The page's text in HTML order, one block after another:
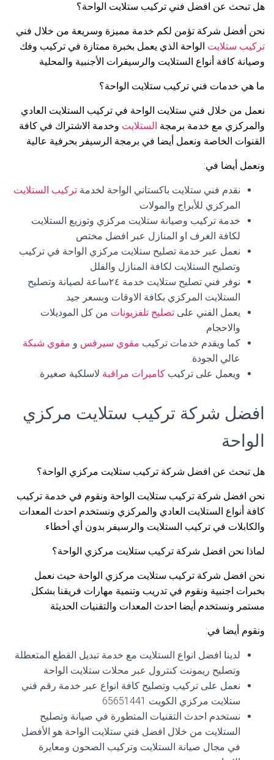
هل تبحث عن افضل فني تركيب ستلايت الواحة؟
نحن أفضل شركة تؤمن لكم خدمة مميزة وسريعة من خلال فني
تركيب ستلايت الواحة الذي يعمل بخبرة ممتازة في تركيب وفك
وصيانة كافة أنواع الستلايت والرسيفرات الأجنبية والمحلية
ما هي خدمات فني تركيب ستلايت الواحة؟
نعمل من خلال فني ستلايت الواحة في تركيب الستلايت العادي
والمركزي مع خدمة برمجة الستلايت وخدمة الاشتراك في كافة
القنوات الخاصة ونعمل أيضا في برمجة الرسيفر بحرفية عالية
ونعمل أيضا في:
نقدم فني ستلايت باكستاني الواحة لخدمة تركيب الستلايت
المركزي للأبراج والمولات
خدمة تركيب وصيانة ستلايت مركزي وتوزيع الستلايت
لكافة الغرف او المنازل عبر افضل مختص
نعمل عبر خدمة تصليح ستلايت مركزي الواحة في تركيب
وتصليح الستلايت لكافة المنازل والفلل
نوفر فني تصليح ستلايت خدمة ٢٤ساعة لصيانة وتصليح
الستلايت المركزي بكافة الاوقات وبسعر جيد.
يعمل الفني على تصليح تلفزيونات من كل الموديلات
والاحجام.
كما ويقدم خدمات تركيب مقوي سيرفس و مقوي شبكة
عالي الجودة.
ويعمل على تركيب كاميرات مراقبة لاسلكية صغيرة.
افضل شركة تركيب ستلايت مركزي
الواحة
هل تبحث عن افضل شركة تركيب ستلايت مركزي الواحة؟
نحن افضل شركة تركيب ستلايت الواحة ونقوم في خدمة تركيب
كافة أنواع الستلايت العادي والمركزي ونستخدم احدث المعدات
والكابلات في تركيب الستلايت والرسيفر بدون أي أخطاء.
لماذا نحن افضل شركة تركيب ستلايت مركزي الواحة؟
نحن افضل شركة تركيب ستلايت مركزي الواحة حيث نعمل
بخبرات اجنبية ونقوم في تدريب وتنمية مهارات فريقنا بشكل
مستمر ونستخدم أيضا احدث المعدات والتقنيات الحديثة
ونقوم أيضا في:
لدينا افضل انواع الستلايت مع خدمة تبديل القطع المتعطلة
وتصليح ريمونت كنترول عبر محلات ستلايت الواحة
نعمل على تركيب وتصليح كافة انواع عبر خدمة رقم فني
ستلايت مركزي الكويت 65651441
نستخدم احدث التقنيات المتطورة في صيانة وتصليح
الستلايت من خلال افضل فني ستلايت الواحة هو الأفضل
في مجال صيانة الستلايت وتركيب الصحون ومعايرة